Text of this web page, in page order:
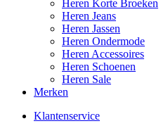
Heren Korte Broeken
Heren Jeans
Heren Jassen
Heren Ondermode
Heren Accessoires
Heren Schoenen
Heren Sale
Merken
Klantenservice